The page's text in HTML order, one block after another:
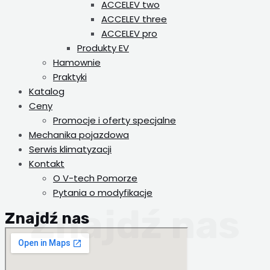
ACCELEV two
ACCELEV three
ACCELEV pro
Produkty EV
Hamownie
Praktyki
Katalog
Ceny
Promocje i oferty specjalne
Mechanika pojazdowa
Serwis klimatyzacji
Kontakt
O V-tech Pomorze
Pytania o modyfikacje
Znajdź nas